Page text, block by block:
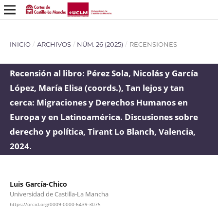
INICIO / ARCHIVOS / NÚM. 26 (2025) / RECENSIONES
Recensión al libro: Pérez Sola, Nicolás y García
López, María Elisa (coords.), Tan lejos y tan
cerca: Migraciones y Derechos Humanos en
Europa y en Latinoamérica. Discusiones sobre
derecho y política, Tirant Lo Blanch, Valencia,
2024.
Luis García-Chico
Universidad de Castilla-La Mancha
https://orcid.org/0009-0000-6439-3075